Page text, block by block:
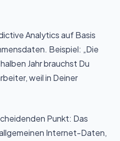
Analytics auf Basis
Beispiel: „Die
Jahr brauchst Du
weil in Deiner
Punkt: Das
Internet-Daten,